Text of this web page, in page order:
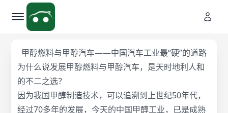
甲醇燃料与甲醇汽车——中国汽车工业最“硬”的道路
为什么说发展甲醇燃料与甲醇汽车，是天时地利人和
的不二之选？
因为我国甲醇制造技术，可以追溯到上世纪50年代，
经过70多年的发展，今天的中国甲醇工业，已是成熟